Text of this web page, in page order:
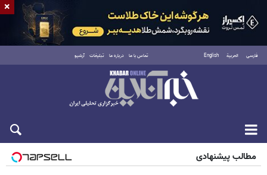
فارسی العربية English تماس با ما درباره ما تبلیغات آرشیو
شنبه ۱۷ مرداد ۱۴۰۵
مطالب پیشنهادی
×